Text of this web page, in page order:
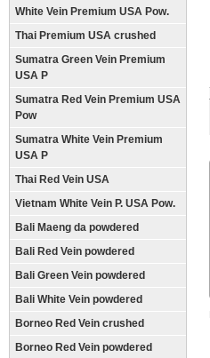
White Vein Premium USA Pow.
Thai Premium USA crushed
Sumatra Green Vein Premium
USA P
Sumatra Red Vein Premium USA
Pow
Sumatra White Vein Premium
USA P
Thai Red Vein USA
Vietnam White Vein P. USA Pow.
Bali Maeng da powdered
Bali Red Vein powdered
Bali Green Vein powdered
Bali White Vein powdered
Borneo Red Vein crushed
Borneo Red Vein powdered